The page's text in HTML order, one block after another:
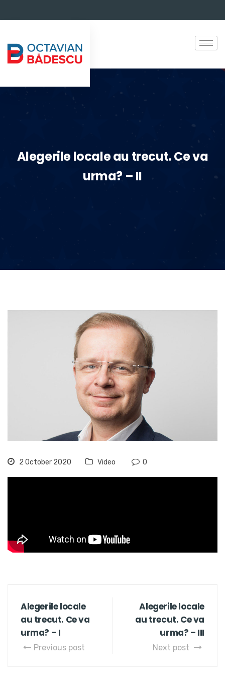
Alegerile locale au trecut. Ce va
urma? – II
2 October 2020 Video 0
Alegerile locale
au trecut. Ce va
urma? – I
Previous post
Alegerile locale
au trecut. Ce va
urma? – III
Next post